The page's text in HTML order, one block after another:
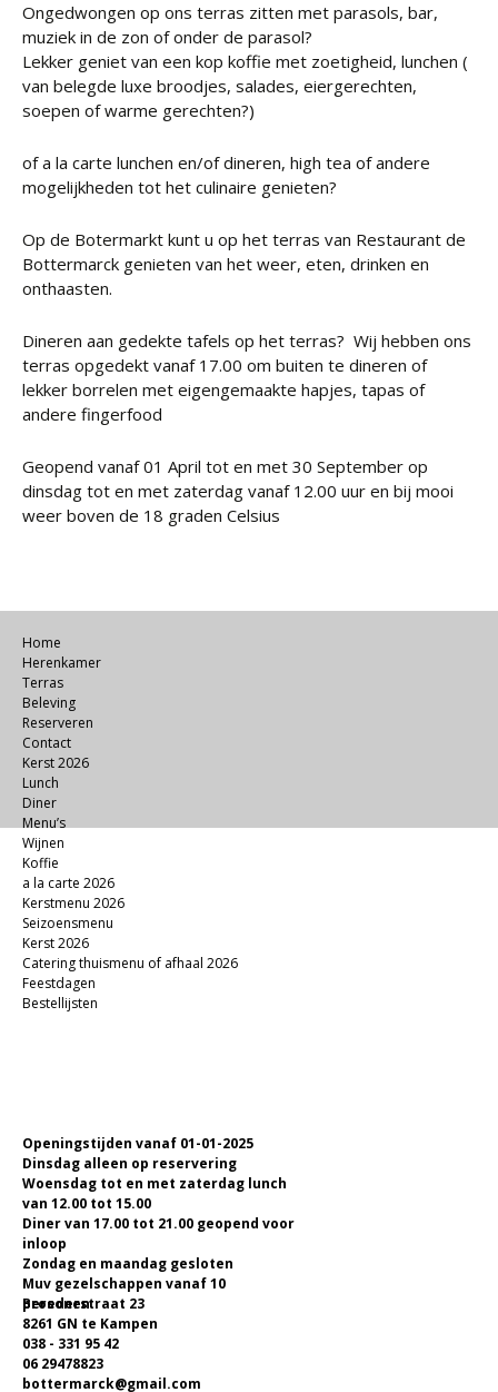
Ongedwongen op ons terras zitten met parasols, bar,
muziek in de zon of onder de parasol?
Lekker geniet van een kop koffie met zoetigheid, lunchen (
van belegde luxe broodjes, salades, eiergerechten,
soepen of warme gerechten?)
of a la carte lunchen en/of dineren, high tea of andere
mogelijkheden tot het culinaire genieten?
Op de Botermarkt kunt u op het terras van Restaurant de
Bottermarck genieten van het weer, eten, drinken en
onthaasten.
Dineren aan gedekte tafels op het terras? Wij hebben ons
terras opgedekt vanaf 17.00 om buiten te dineren of
lekker borrelen met eigengemaakte hapjes, tapas of
andere fingerfood
Geopend vanaf 01 April tot en met 30 September op
dinsdag tot en met zaterdag vanaf 12.00 uur en bij mooi
weer boven de 18 graden Celsius
Home
Herenkamer
Terras
Beleving
Reserveren
Contact
Kerst 2026
Lunch
Diner
Menu’s
Wijnen
Koffie
a la carte 2026
Kerstmenu 2026
Seizoensmenu
Kerst 2026
Catering thuismenu of afhaal 2026
Feestdagen
Bestellijsten
Openingstijden vanaf 01-01-2025
Dinsdag alleen op reservering
Woensdag tot en met zaterdag lunch
van 12.00 tot 15.00
Diner van 17.00 tot 21.00 geopend voor
inloop
Zondag en maandag gesloten
Muv gezelschappen vanaf 10
personen
Broederstraat 23
8261 GN te Kampen
038 - 331 95 42
06 29478823
bottermarck@gmail.com